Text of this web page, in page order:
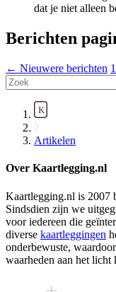
dat je niet alleen
Berichten
← Nieuwere berichten 1
Artikelen
Over Kaartlegging.nl
Kaartlegging.nl is 2007
Sindsdien zijn we
voor iedereen die
diverse kaartleggingen
onderbewuste,
waarheden aan het licht